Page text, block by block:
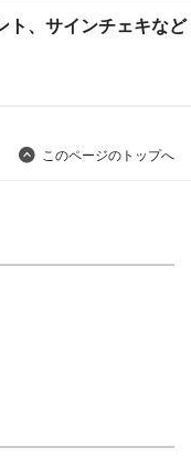
ト、サインチェキなど
このページのトップへ